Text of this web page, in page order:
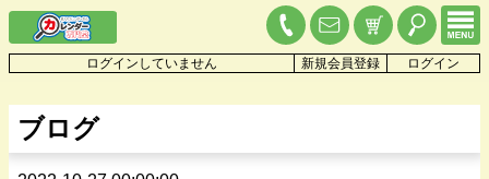
ログインしていません 新規会員登録 ログイン
ブログ